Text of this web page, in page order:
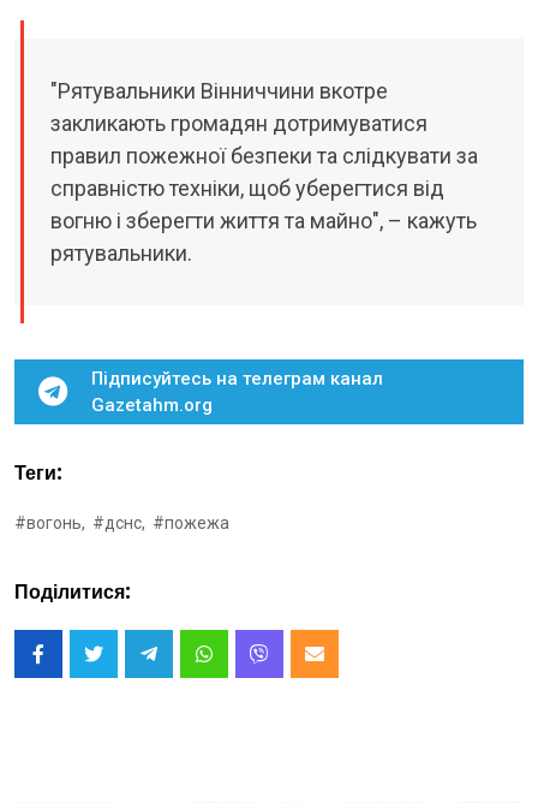
"Рятувальники Вінниччини вкотре
закликають громадян дотримуватися
правил пожежної безпеки та слідкувати за
справністю техніки, щоб уберегтися від
вогню і зберегти життя та майно", – кажуть
рятувальники.
Підписуйтесь на телеграм канал
Gazetahm.org
Теги:
#вогонь, #дснс, #пожежа
Поділитися: